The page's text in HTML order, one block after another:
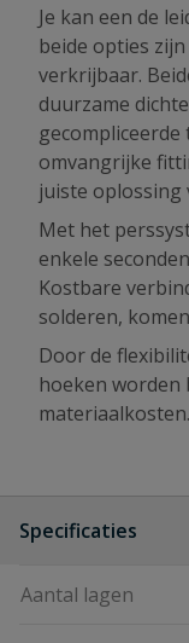
Je kan een de
beide opties
verkrijbaar.
duurzame
omvangrijke
juiste oplossing
Met het
enkele
Kostbare
solderen,
Door de
hoeken worden
materiaalkosten.
Specificaties
Aantal lagen